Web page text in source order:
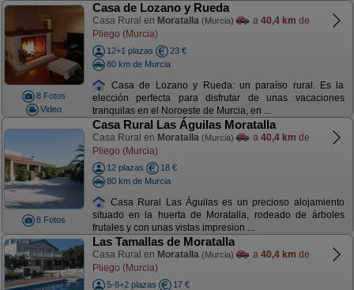
8 Fotos
Video
Casa de Lozano y Rueda
Casa Rural en Moratalla (Murcia) a 40,4 km de
Pliego (Murcia)
12+1 plazas
23 €
80 km de Murcia
Casa de Lozano y Rueda: un paraíso rural. Es la
elección perfecta para disfrutar de unas vacaciones
tranquilas en el Noroeste de Murcia, en ...
8 Fotos
Casa Rural Las Águilas Moratalla
Casa Rural en Moratalla (Murcia) a 40,4 km de
Pliego (Murcia)
12 plazas
18 €
80 km de Murcia
Casa Rural Las Águilas es un precioso alojamiento
situado en la huerta de Moratalla, rodeado de árboles
frutales y con unas vistas impresion ...
Las Tamallas de Moratalla
Casa Rural en Moratalla (Murcia) a 40,4 km de
Pliego (Murcia)
5-8+2 plazas
17 €